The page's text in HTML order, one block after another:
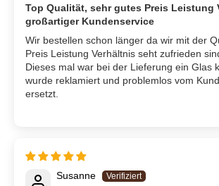
Top Qualität, sehr gutes Preis Leistung
großartiger Kundenservice
Wir bestellen schon länger da wir mit der
Preis Leistung Verhältnis seht zufrieden
Dieses mal war bei der Lieferung ein Glas
wurde reklamiert und problemlos vom
ersetzt.
Susanne